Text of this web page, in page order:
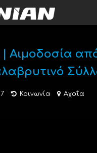
Αιμοδοσία
Κοινωνία Αχαΐα